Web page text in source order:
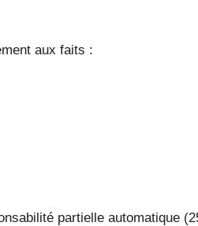
aux faits :
partielle automatique